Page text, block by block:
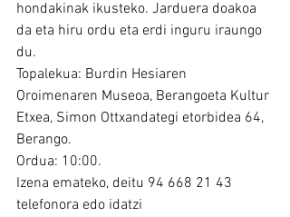
hondakinak ikusteko. Jarduera doakoa
da eta hiru ordu eta erdi inguru iraungo
du.
Topalekua: Burdin Hesiaren
Oroimenaren Museoa, Berangoeta Kultur
Etxea, Simon Ottxandategi etorbidea 64,
Berango.
Ordua: 10:00.
Izena emateko, deitu 94 668 21 43
telefonora edo idatzi